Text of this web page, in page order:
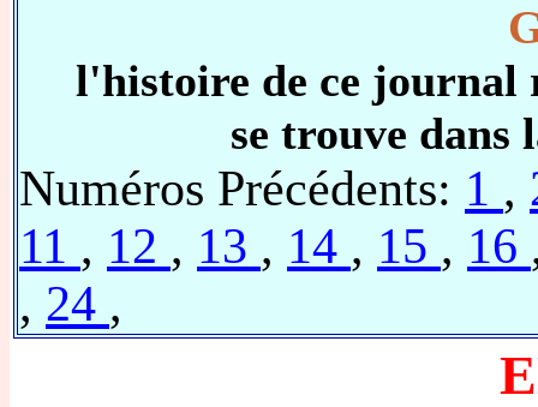
l'histoire de ce journal
se trouve dans
Numéros Précédents: 1 ,
11 , 12 , 13 , 14 , 15 , 16
, 24 ,